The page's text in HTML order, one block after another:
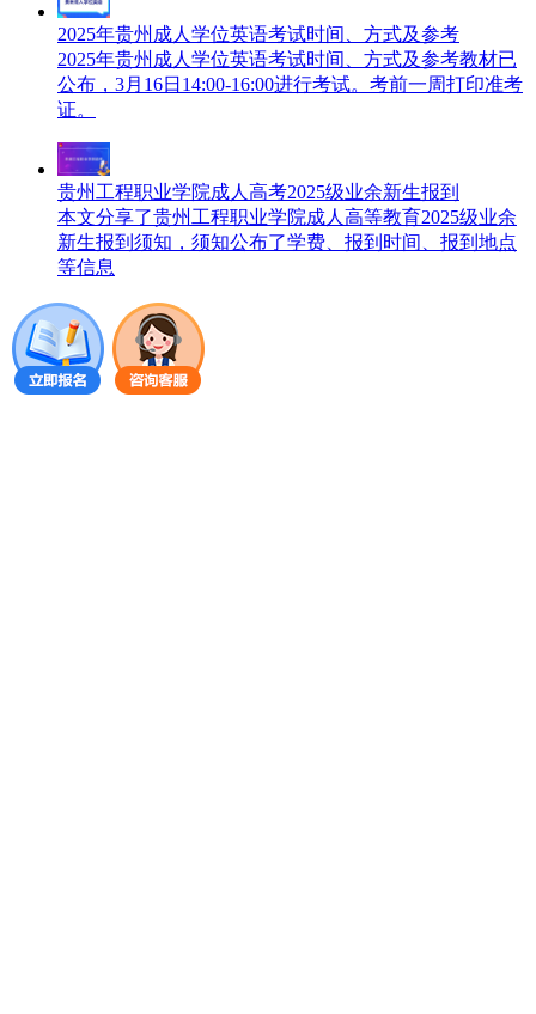
2025年贵州成人学位英语考试时间、方式及参考
2025年贵州成人学位英语考试时间、方式及参考教材已
公布，3月16日14:00-16:00进行考试。考前一周打印准考
证。
贵州工程职业学院成人高考2025级业余新生报到
本文分享了贵州工程职业学院成人高等教育2025级业余
新生报到须知，须知公布了学费、报到时间、报到地点
等信息